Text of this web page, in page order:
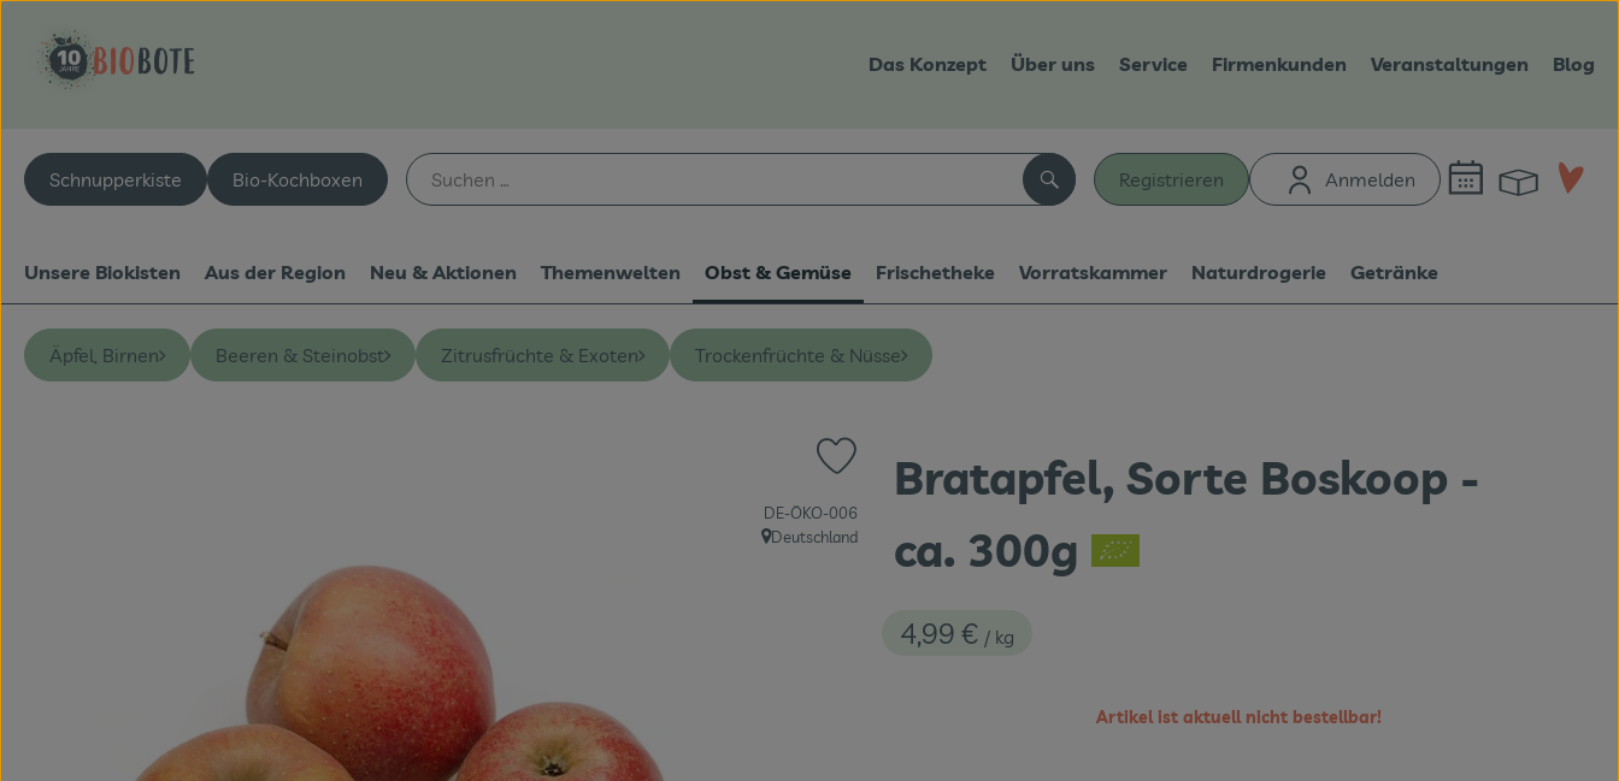
Das Konzept Über uns Service Firmenkunden Veranstaltungen Blog
Registrieren Anmelden
Suchen
Schnupperkiste Bio-Kochboxen
Unsere Biokisten Aus der Region Neu & Aktionen Themenwelten Obst & Gemüse Frischetheke Vorratskammer Naturdrogerie Getränke
Äpfel, Birnen Beeren & Steinobst Zitrusfrüchte & Exoten Trockenfrüchte & Nüsse
Bratapfel, Sorte Boskoop -
ca. 300g
4,99 € / kg
Produkt zu Favouriten hinzufügen
, Kontrollstelle:
DE-ÖKO-006
, Herkunft:
Deutschland
Artikel ist aktuell nicht bestellbar!